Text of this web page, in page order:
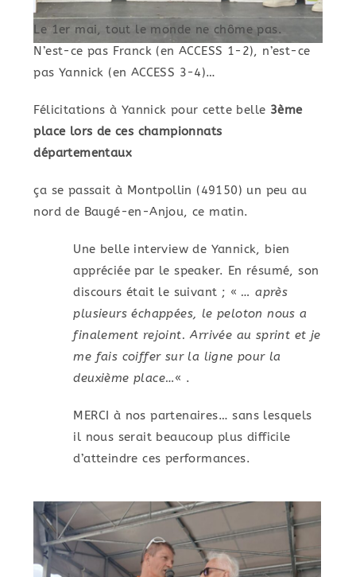
Le 1er mai, tout le monde ne chôme pas.
N’est-ce pas Franck (en ACCESS 1-2), n’est-ce
pas Yannick (en ACCESS 3-4)…
Félicitations à Yannick pour cette belle 3ème
place lors de ces championnats
départementaux
ça se passait à Montpollin (49150) un peu au
nord de Baugé-en-Anjou, ce matin.
Une belle interview de Yannick, bien
appréciée par le speaker. En résumé, son
discours était le suivant ; « … après
plusieurs échappées, le peloton nous a
finalement rejoint. Arrivée au sprint et je
me fais coiffer sur la ligne pour la
deuxième place…« .
MERCI à nos partenaires… sans lesquels
il nous serait beaucoup plus difficile
d’atteindre ces performances.